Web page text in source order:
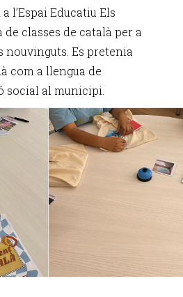
l’Espai Educatiu Els
classes de català per a
nouvinguts. Es pretenia
com a llengua de
social al municipi.